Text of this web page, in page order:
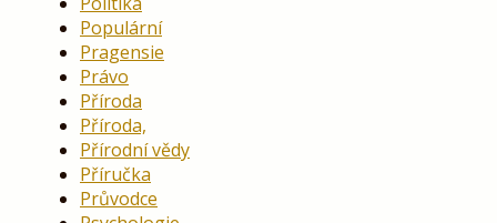
Populární
Pragensie
Právo
Příroda
Příroda,
Přírodní vědy
Příručka
Průvodce